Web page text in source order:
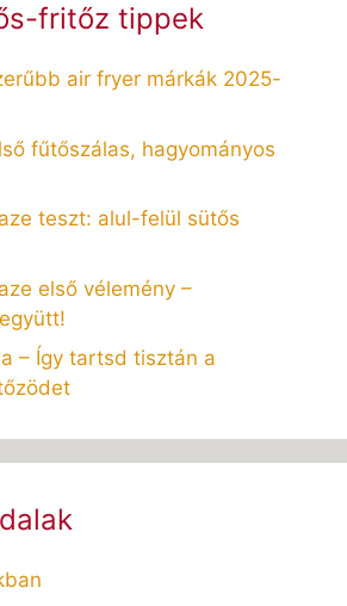
fritőz tippek
air fryer márkák 2025-
fűtőszálas, hagyományos
teszt: alul-felül sütős
első vélemény –
– Így tartsd tisztán a